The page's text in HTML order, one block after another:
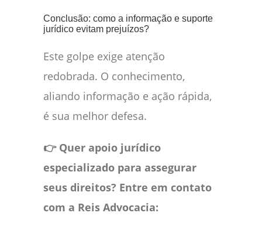
Conclusão: como a informação e suporte
jurídico evitam prejuízos?
Este golpe exige atenção
redobrada. O conhecimento,
aliando informação e ação rápida,
é sua melhor defesa.
👉 Quer apoio jurídico
especializado para assegurar
seus direitos? Entre em contato
com a Reis Advocacia: